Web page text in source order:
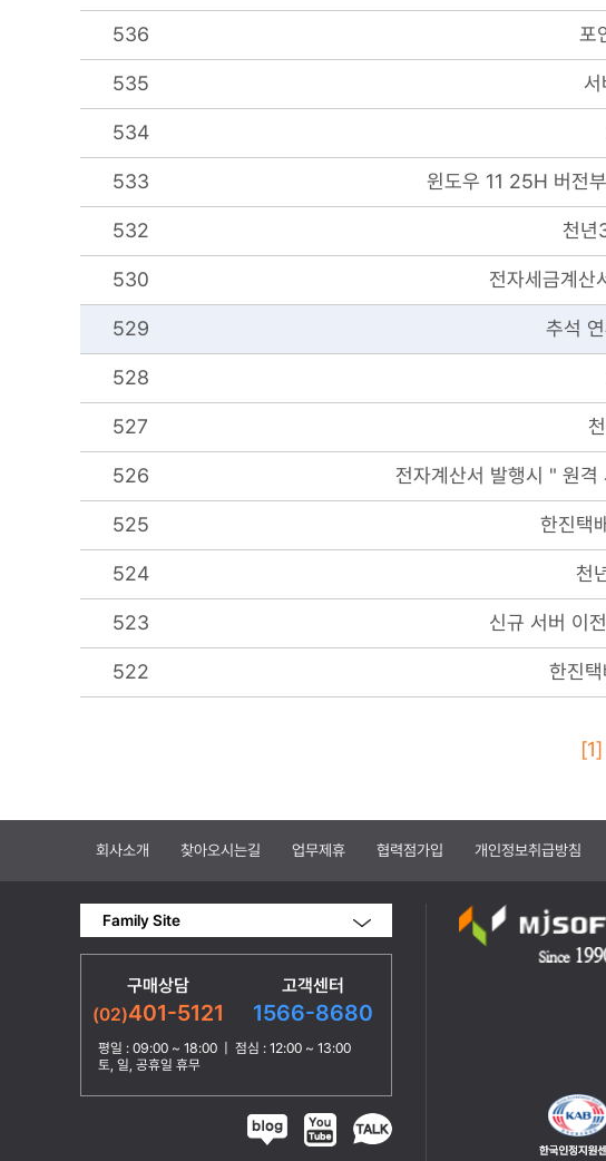
536 포
535
534
533 윈도우 11 25H 버전
532 천년
530 전자세금계산
529 추석
528
527
526 전자계산서 발행시 " 원
525 한진택
524 천
523 신규 서버 이
522 한진
[1]
회사소개 찾아오시는길 업무제휴 협력점가입 개인정보취급방침
Family Site
구매상담
(02)401-5121
고객센터
1566-8680
평일 : 09:00 ~ 18:00 | 점심 : 12:00 ~ 13:00
토, 일, 공휴일 휴무